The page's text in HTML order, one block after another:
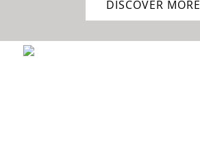
DISCOVER MORE